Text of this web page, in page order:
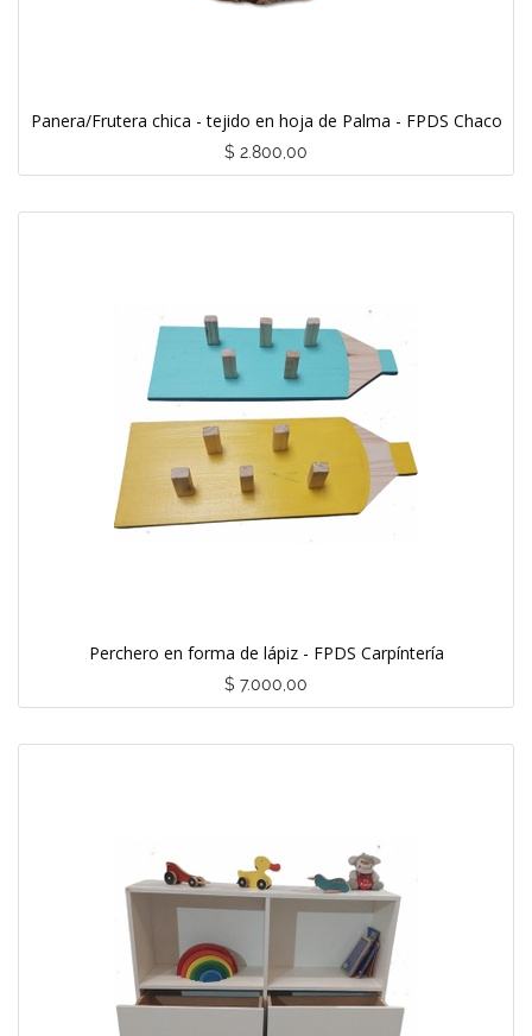
Panera/Frutera chica - tejido en hoja de Palma - FPDS Chaco
$ 2.800,00
Perchero en forma de lápiz - FPDS Carpíntería
$ 7.000,00